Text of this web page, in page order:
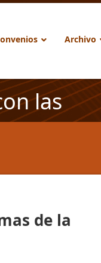
Archivo
las
de la